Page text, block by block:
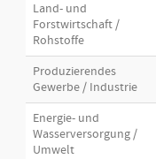
Land- und
Forstwirtschaft /
Rohstoffe
Produzierendes
Gewerbe / Industrie
Energie- und
Wasserversorgung /
Umwelt